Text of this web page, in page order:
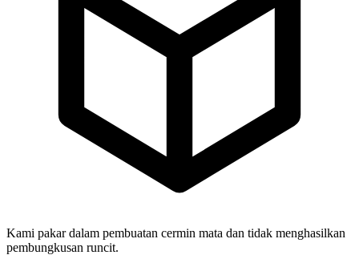
Kami pakar dalam pembuatan cermin mata dan tidak menghasilkan
pembungkusan runcit.